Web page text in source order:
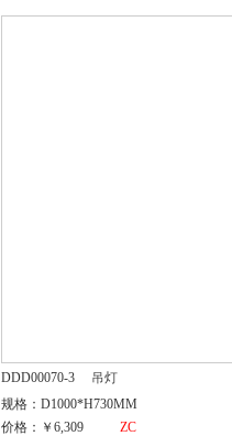
DDD00070-3
吊灯
规格：D1000*H730MM
价格：￥6,309
ZC